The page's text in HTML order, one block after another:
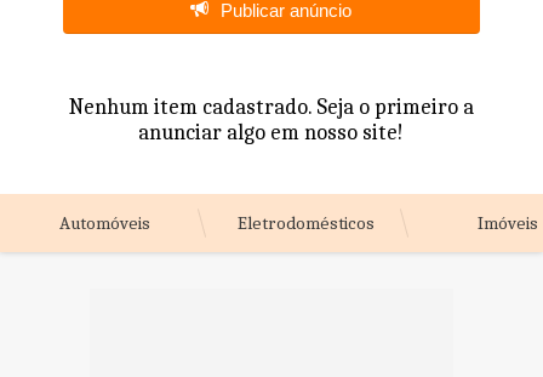
Publicar anúncio
Nenhum item cadastrado. Seja o primeiro a
anunciar algo em nosso site!
Automóveis Eletrodomésticos Imóveis